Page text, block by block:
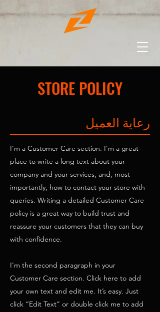
STORE POLICY
رعاية العميل
I’m a Customer Care section. I’m a great
place to write a long text about your
company and your services, and, most
importantly, how to contact your store with
queries. Writing a detailed Customer Care
policy is a great way to build trust and
reassure your customers that they can buy
with confidence.
I'm the second paragraph in your
Customer Care section. Click here to add
your own text and edit me. It’s easy. Just
click “Edit Text” or double click me to add